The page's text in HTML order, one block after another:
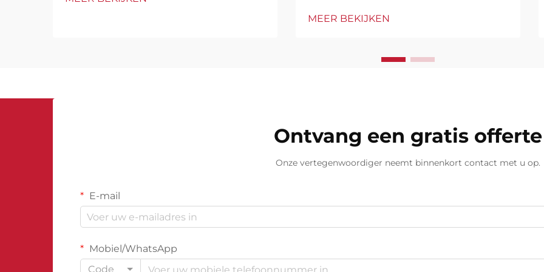
gebouwen vertegenwoordigen
synthetische materialen superieure
met conventionele opties. Asian
MEER BEKIJKEN
Ontvang een gratis offerte
Onze vertegenwoordiger neemt binnenkort contact met u op.
E-mail
Mobiel/WhatsApp
Code